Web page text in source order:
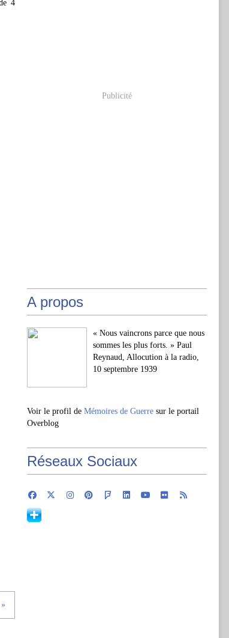
4
Publicité
A propos
« Nous vaincrons parce que nous
sommes les plus forts. » Paul
Reynaud, Allocution à la radio,
10 septembre 1939
Voir le profil de Mémoires de Guerre sur le portail
Overblog
Réseaux Sociaux